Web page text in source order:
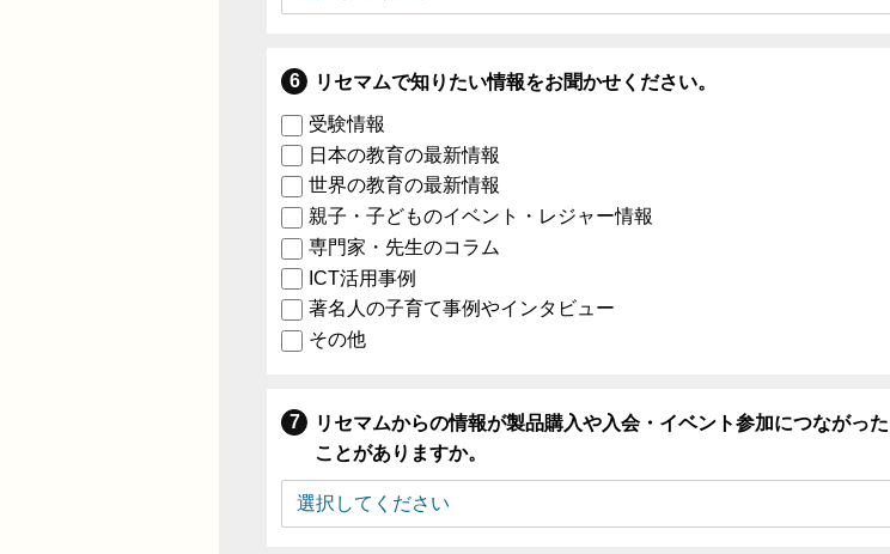
リセマムで知りたい情報をお聞かせください。
受験情報
日本の教育の最新情報
世界の教育の最新情報
親子・子どものイベント・レジャー情報
専門家・先生のコラム
ICT活用事例
著名人の子育て事例やインタビュー
その他
リセマムからの情報が製品購入や入会・イベント参加につながった
ことがありますか。